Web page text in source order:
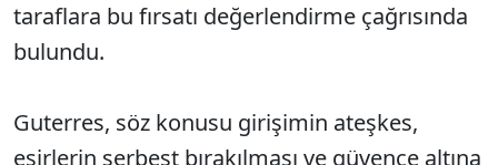
taraflara bu fırsatı değerlendirme çağrısında
bulundu.
Guterres, söz konusu girişimin ateşkes,
esirlerin serbest bırakılması ve güvence altına